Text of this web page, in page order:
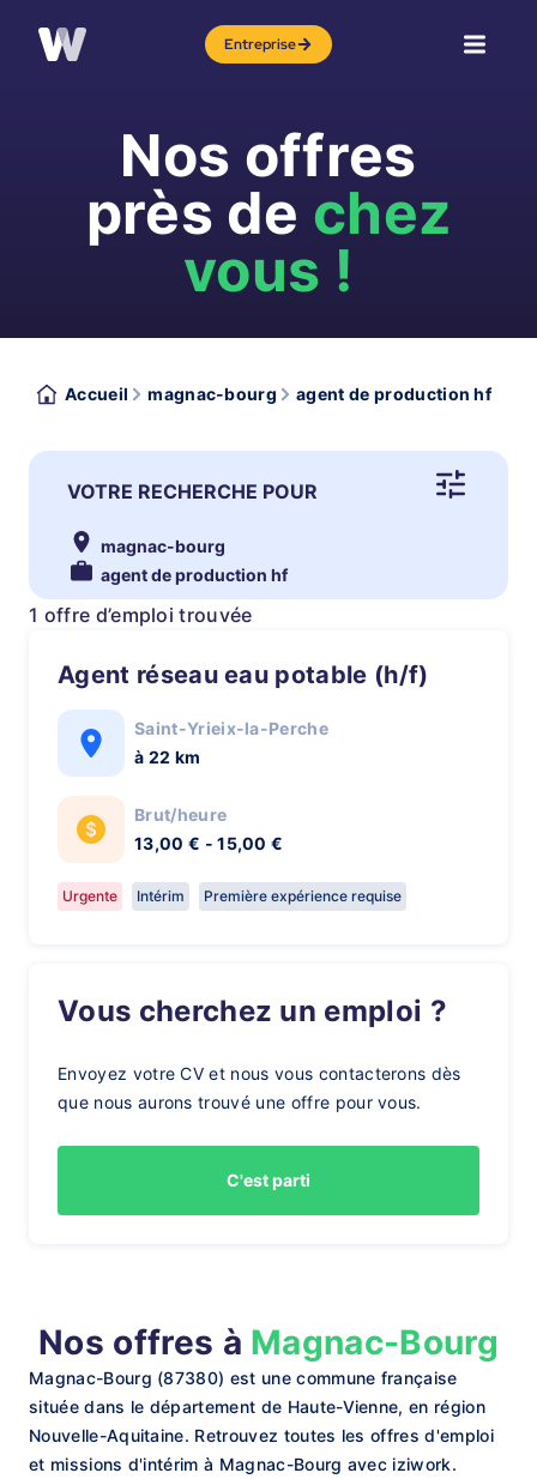
Entreprise
Nos offres
près de chez
vous !
Accueil magnac-bourg agent de production hf
VOTRE RECHERCHE POUR
magnac-bourg
agent de production hf
1 offre d’emploi trouvée
Agent réseau eau potable (h/f)
Saint-Yrieix-la-Perche
à 22 km
Brut/heure
13,00 € - 15,00 €
Urgente Intérim Première expérience requise
Vous cherchez un emploi ?
Envoyez votre CV et nous vous contacterons dès
que nous aurons trouvé une offre pour vous.
C'est parti
Nos offres à Magnac-Bourg
Magnac-Bourg (87380) est une commune française
située dans le département de Haute-Vienne, en région
Nouvelle-Aquitaine. Retrouvez toutes les offres d'emploi
et missions d'intérim à Magnac-Bourg avec iziwork.